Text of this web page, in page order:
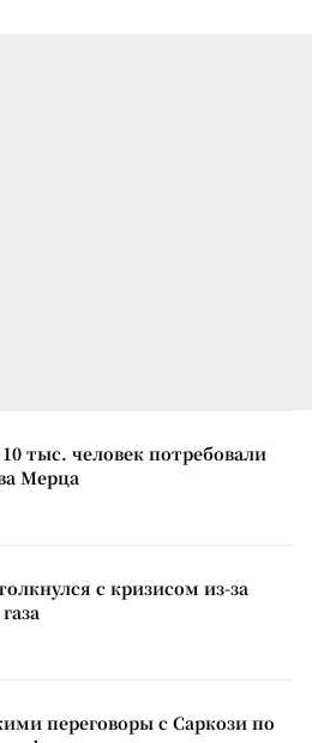
тыс. человек потребовали
Мерца
с кризисом из-за
переговоры с Саркози по